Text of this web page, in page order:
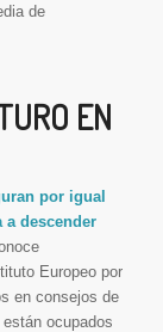
de
EN
por igual
descender
Europeo por
en consejos de
ocupados